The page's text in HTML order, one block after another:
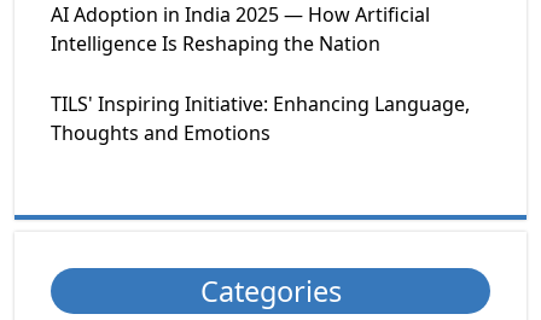
AI Adoption in India 2025 — How Artificial
Intelligence Is Reshaping the Nation
TILS' Inspiring Initiative: Enhancing Language,
Thoughts and Emotions
Categories